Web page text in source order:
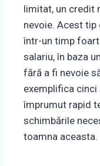
limitat, un credit
nevoie. Acest
într-un timp
salariu, în baza
fără a fi nevoie
exemplifica
împrumut rapid
schimbările
toamna aceasta.